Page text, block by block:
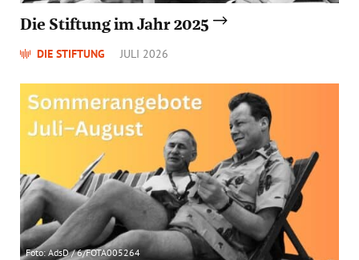
Die Stiftung im Jahr 2025
DIE STIFTUNG JULI 2026
Foto: AdsD / 6/FOTA005264